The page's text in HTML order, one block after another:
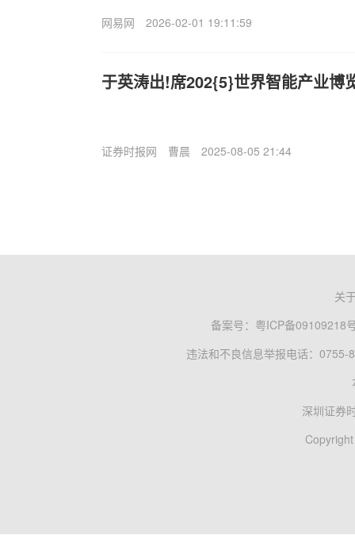
网易网 2026-02-01 19:11:59
于英涛出!席202{5}世界智能产业博
证券时报网 曹晨 2025-08-05 21:44
关
备案号： 粤ICP备09109218
违法和不良信息举报电话：0755-
深圳证券